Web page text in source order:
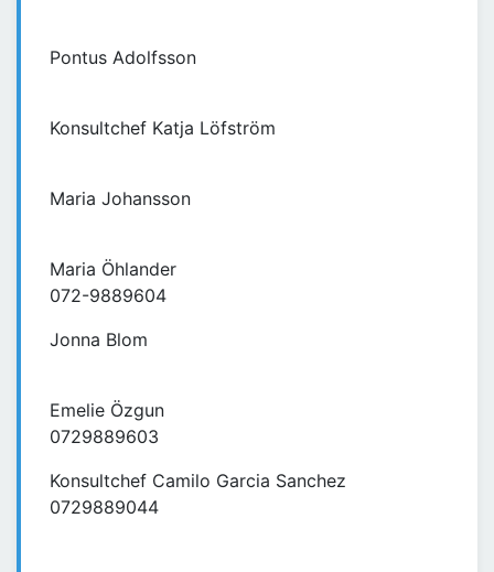
Pontus Adolfsson
Konsultchef Katja Löfström
Maria Johansson
Maria Öhlander
072-9889604
Jonna Blom
Emelie Özgun
0729889603
Konsultchef Camilo Garcia Sanchez
0729889044